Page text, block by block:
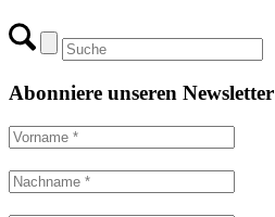
Abonniere unseren Newsletter